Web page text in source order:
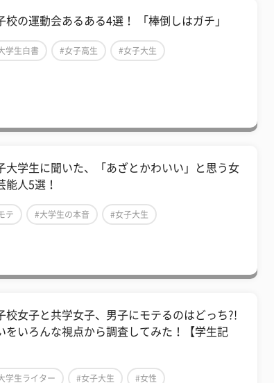
校の運動会あるある4選！ 「棒倒しはガチ」
学生白書 #女子高生 #女子大生
大学生に聞いた、「あざとかわいい」と思う女
能人5選！
テ #大学生の本音 #女子大生
校女子と共学女子、男子にモテるのはどっち?!
をいろんな視点から調査してみた！【学生記
学生ライター #女子大生 #女性